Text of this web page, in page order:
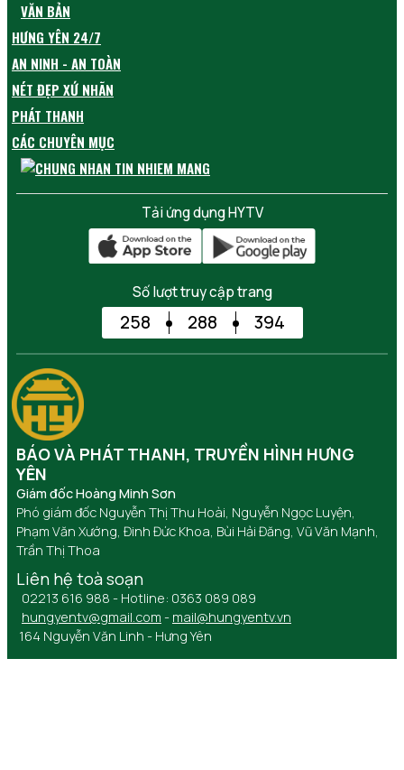
VĂN BẢN
HƯNG YÊN 24/7
AN NINH - AN TOÀN
NÉT ĐẸP XỨ NHÃN
PHÁT THANH
CÁC CHUYÊN MỤC
Tải ứng dụng HYTV
Số lượt truy cập trang
258 288 394
BÁO VÀ PHÁT THANH, TRUYỀN HÌNH HƯNG
YÊN
Giám đốc Hoàng Minh Sơn
Phó giám đốc Nguyễn Thị Thu Hoài, Nguyễn Ngọc Luyện,
Phạm Văn Xướng, Đinh Đức Khoa, Bùi Hải Đăng, Vũ Văn Mạnh,
Trần Thị Thoa
Liên hệ toà soạn
02213 616 988 - Hotline: 0363 089 089
hungyentv@gmail.com - mail@hungyentv.vn
164 Nguyễn Văn Linh - Hưng Yên